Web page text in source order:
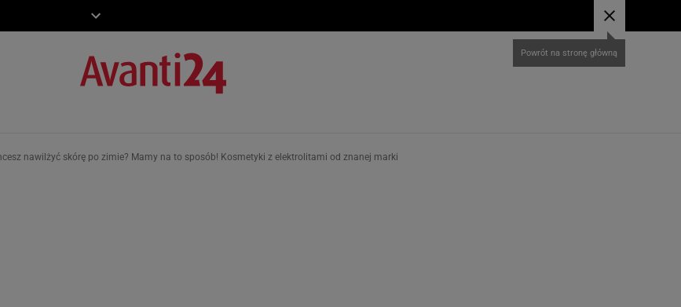
Powrót na stronę główną
nawilżyć skórę po zimie? Mamy na to sposób! Kosmetyki z elektrolitami od znanej marki